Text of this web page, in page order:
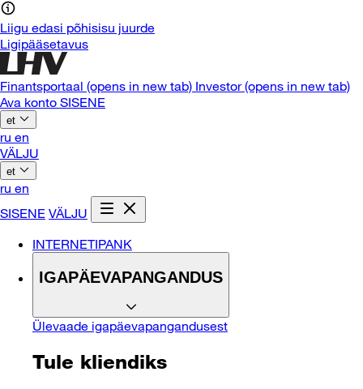
Liigu edasi põhisisu juurde
Ligipääsetavus
Finantsportaal (opens in new tab) Investor(opens in new tab)
Ava konto SISENE
et
ru en
VÄLJU
et
ru en
SISENE VÄLJU
INTERNETIPANK
IGAPÄEVAPANGANDUS
Ülevaade igapäevapangandusest
Tule kliendiks